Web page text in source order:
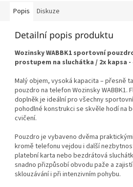
Popis Diskuze
Detailní popis produktu
Wozinsky WABBK1 sportovní
prostupem na sluchátka / 2x kapsa -
Malý objem, vysoká kapacita – přesně
pouzdro na telefon Wozinsky WABBK1.
doplněk je ideální pro všechny
pohodlné konstrukci se skvěle hodí na
cvičení.
Pouzdro je vybaveno dvěma
kromě telefonu vejdou i další
platební karta nebo bezdrátová
snadno přizpůsobí obvodu paže a
sklouzávání i při intenzivním pohybu.